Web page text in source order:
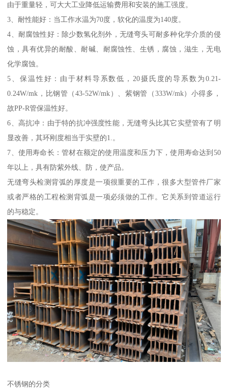
由于重量轻，可大大工业降低运输费用和安装的施工强度。
3、耐性能好：当工作水温为70度，软化的温度为140度。
4、耐腐蚀性好：除少数氢化剂外，无缝弯头可耐多种化学介质的侵
蚀，具有优异的耐酸、耐碱、耐腐蚀性、生锈，腐蚀，滋生，无电
化学腐蚀。
5、保温性好：由于材料导系数低，20摄氏度的导系数为0.21-
0.24W/mk，比钢管（43-52W/mk）、紫钢管（333W/mk）小得多，
故PP-R管保温性好。
6、高抗冲：由于特的抗冲强度性能，无缝弯头比其它实壁管有了明
显改善，其环刚度相当于实壁的1.。
7、使用寿命长：管材在额定的使用温度和压力下，使用寿命达到50
年以上，具有防紫外线、防，使产品。
无缝弯头检测背弧的厚度是一项很重要的工作，很多大型管件厂家
或者严格的工程检测背弧是一项必须做的工作。它关系到管道运行
的与稳定。
不锈钢的分类